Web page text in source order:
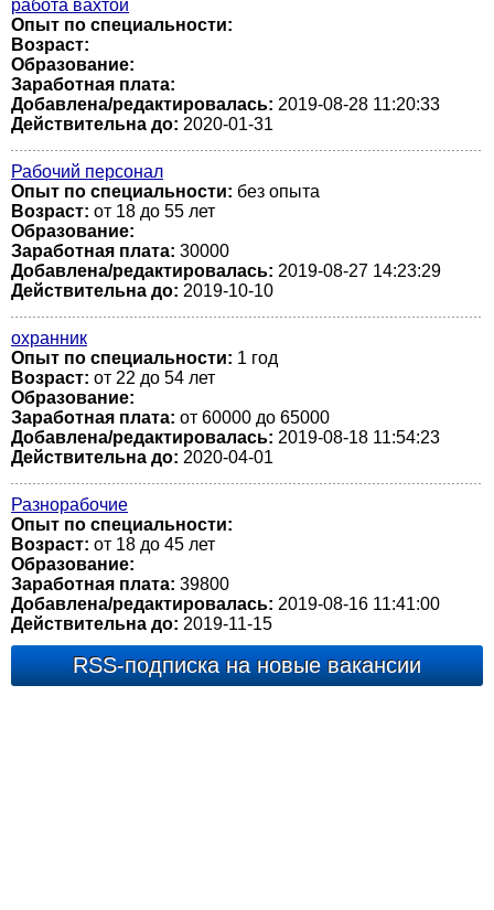
работа вахтой
Опыт по специальности:
Возраст:
Образование:
Заработная плата:
Добавлена/редактировалась: 2019-08-28 11:20:33
Действительна до: 2020-01-31
Рабочий персонал
Опыт по специальности: без опыта
Возраст: от 18 до 55 лет
Образование:
Заработная плата: 30000
Добавлена/редактировалась: 2019-08-27 14:23:29
Действительна до: 2019-10-10
охранник
Опыт по специальности: 1 год
Возраст: от 22 до 54 лет
Образование:
Заработная плата: от 60000 до 65000
Добавлена/редактировалась: 2019-08-18 11:54:23
Действительна до: 2020-04-01
Разнорабочие
Опыт по специальности:
Возраст: от 18 до 45 лет
Образование:
Заработная плата: 39800
Добавлена/редактировалась: 2019-08-16 11:41:00
Действительна до: 2019-11-15
RSS-подписка на новые вакансии